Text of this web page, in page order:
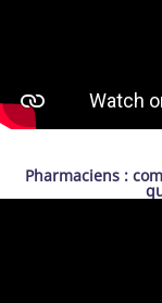
Pharmaciens :